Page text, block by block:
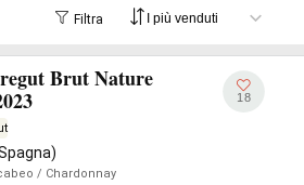
Filtra
Brut Nature
/ Chardonnay
18